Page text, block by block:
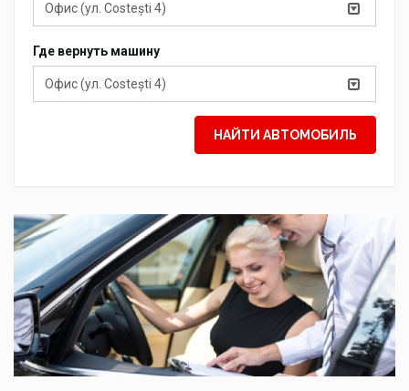
Офис (ул. Costești 4)
Где вернуть машину
Офис (ул. Costești 4)
НАЙТИ АВТОМОБИЛЬ